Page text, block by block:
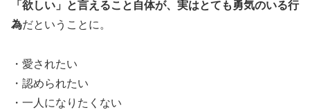
「欲しい」と言えること自体が、実はとても勇気のいる行
為だということに。
・愛されたい
・認められたい
・一人になりたくない